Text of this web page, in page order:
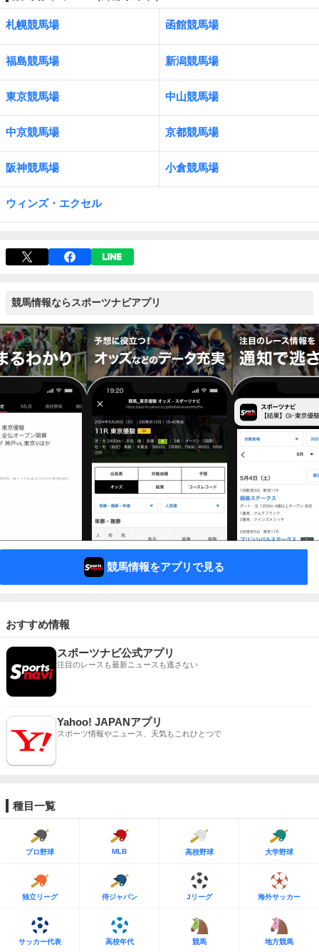
札幌競馬場 函館競馬場
福島競馬場 新潟競馬場
東京競馬場 中山競馬場
中京競馬場 京都競馬場
阪神競馬場 小倉競馬場
ウィンズ・エクセル
競馬情報ならスポーツナビアプリ
競馬情報をアプリで見る
おすすめ情報
スポーツナビ公式アプリ
注目のレースも最新ニュースも逃さない
Yahoo! JAPANアプリ
スポーツ情報やニュース、天気もこれひとつで
種目一覧
プロ野球 MLB 高校野球 大学野球
独立リーグ 侍ジャパン Jリーグ 海外サッカー
サッカー代表 高校年代 競馬 地方競馬